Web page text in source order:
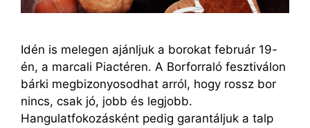
Idén is melegen ajánljuk a borokat február 19-
én, a marcali Piactéren. A Borforraló fesztiválon
bárki megbizonyosodhat arról, hogy rossz bor
nincs, csak jó, jobb és legjobb.
Hangulatfokozásként pedig garantáljuk a talp